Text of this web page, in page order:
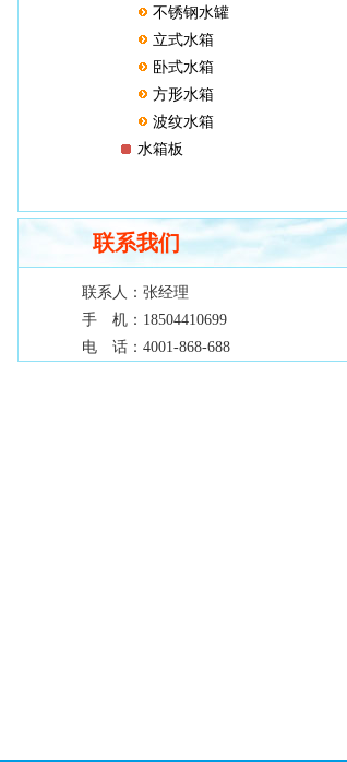
不锈钢水罐
立式水箱
卧式水箱
方形水箱
波纹水箱
水箱板
联系我们
联系人： 张经理
手 机： 18504410699
电 话： 4001-868-688